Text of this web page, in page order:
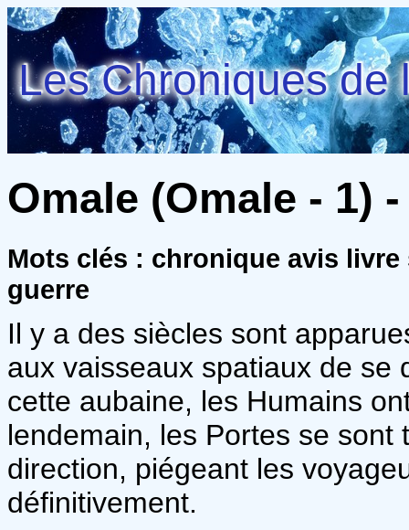
Les Chroniques de
Omale (Omale - 1)
Mots clés : chronique avis
guerre
Il y a des siècles sont
aux vaisseaux spatiaux de se
cette aubaine, les Humains
lendemain, les Portes se
direction, piégeant les
définitivement.